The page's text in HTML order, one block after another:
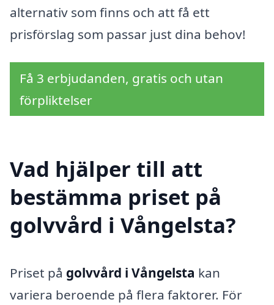
alternativ som finns och att få ett
prisförslag som passar just dina behov!
Få 3 erbjudanden, gratis och utan
förpliktelser
Vad hjälper till att
bestämma priset på
golvvård i Vångelsta?
Priset på golvvård i Vångelsta kan
variera beroende på flera faktorer. För